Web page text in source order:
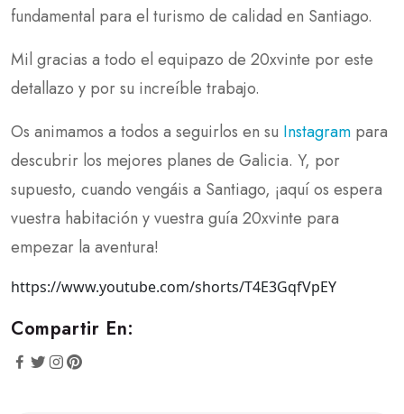
fundamental para el turismo de calidad en Santiago.
Mil gracias a todo el equipazo de 20xvinte por este
detallazo y por su increíble trabajo.
Os animamos a todos a seguirlos en su Instagram para
descubrir los mejores planes de Galicia. Y, por
supuesto, cuando vengáis a Santiago, ¡aquí os espera
vuestra habitación y vuestra guía 20xvinte para
empezar la aventura!
https://www.youtube.com/shorts/T4E3GqfVpEY
Compartir En: